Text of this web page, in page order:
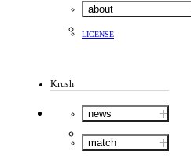
about
LICENSE
Krush
news
match